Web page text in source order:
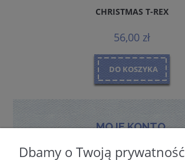
CHRISTMAS T-REX
56,00 zł
DO KOSZYKA
MOJE KONTO
Dbamy o Twoją prywatność